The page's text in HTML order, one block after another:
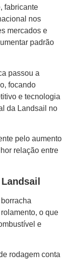
fabricante
nos
mercados e
padrão
passou a
focando
e tecnologia
da Landsail no
pelo aumento
relação entre
o que
e
rodagem conta